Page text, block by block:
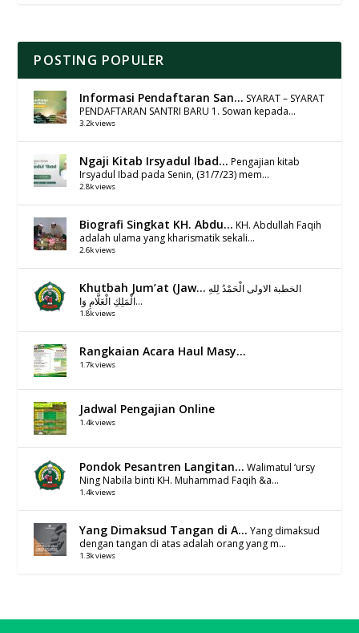
POSTING POPULER
Informasi Pendaftaran San... SYARAT – SYARAT
PENDAFTARAN SANTRI BARU 1. Sowan kepada...
3.2k views
Ngaji Kitab Irsyadul Ibad... Pengajian kitab
Irsyadul Ibad pada Senin, (31/7/23) mem...
2.8k views
Biografi Singkat KH. Abdu... KH. Abdullah Faqih
adalah ulama yang kharismatik sekali...
2.6k views
Khutbah Jum’at (Jaw... الخطبة الاولى الْحَمْدُ لِلهِ
الْمَلِكِ الْعَلَّامِ وَا...
1.8k views
Rangkaian Acara Haul Masy...
1.7k views
Jadwal Pengajian Online
1.4k views
Pondok Pesantren Langitan... Walimatul ‘ursy
Ning Nabila binti KH. Muhammad Faqih &a...
1.4k views
Yang Dimaksud Tangan di A... Yang dimaksud
dengan tangan di atas adalah orang yang m...
1.3k views